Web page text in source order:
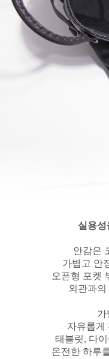
실용성
안감은
가볍고 안
오픈형 포켓
외관과
가
자유롭게
태블릿, 다
온전한 하루